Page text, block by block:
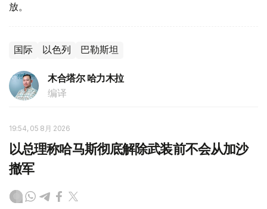
放。
国际 以色列 巴勒斯坦
木合塔尔 哈力木拉
编译
19:54, 05 8月 2026
以总理称哈马斯彻底解除武装前不会从加沙
撤军